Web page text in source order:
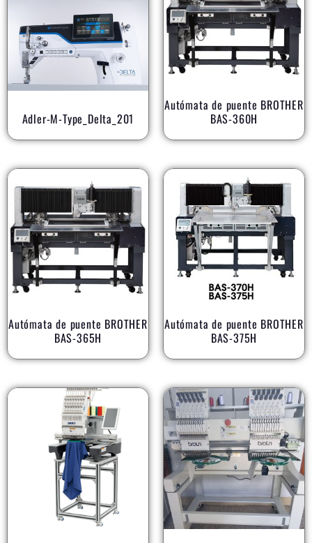
Adler-M-Type_Delta_201
Autómata de puente BROTHER
BAS-360H
Autómata de puente BROTHER
BAS-365H
Autómata de puente BROTHER
BAS-375H